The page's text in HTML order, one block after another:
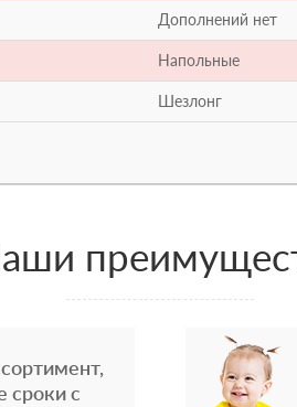
Дополнений нет
Напольные
Шезлонг
сроки с